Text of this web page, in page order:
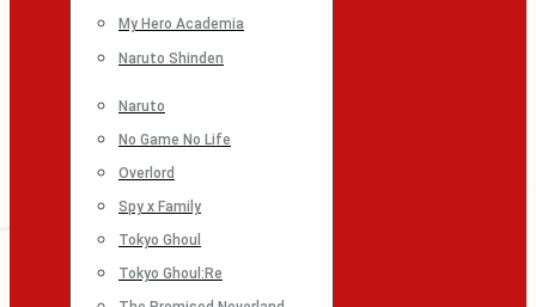
My Hero Academia
Naruto Shinden
Naruto
No Game No Life
Overlord
Spy x Family
Tokyo Ghoul
Tokyo Ghoul:Re